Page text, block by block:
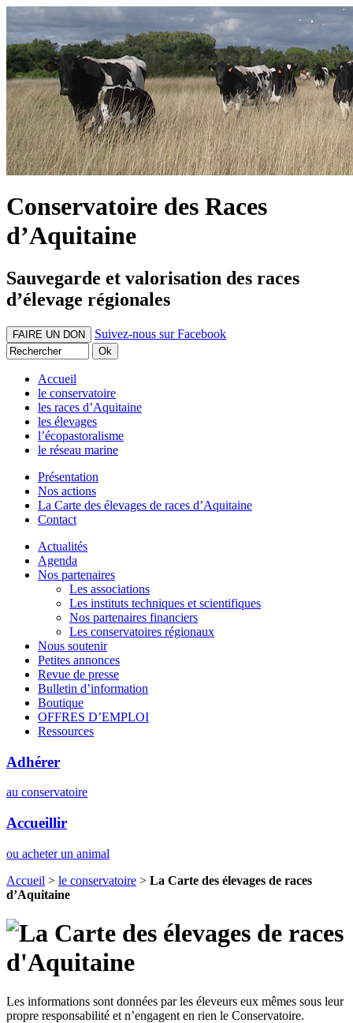
Conservatoire des Races
d’Aquitaine
Sauvegarde et valorisation des races
d’élevage régionales
FAIRE UN DON Suivez-nous sur Facebook
Accueil
le conservatoire
les races d’Aquitaine
les élevages
l’écopastoralisme
le réseau marine
Présentation
Nos actions
La Carte des élevages de races d’Aquitaine
Contact
Actualités
Agenda
Nos partenaires
Les associations
Les instituts techniques et scientifiques
Nos partenaires financiers
Les conservatoires régionaux
Nous soutenir
Petites annonces
Revue de presse
Bulletin d’information
Boutique
OFFRES D’EMPLOI
Ressources
Adhérer
au conservatoire
Accueillir
ou acheter un animal
Accueil > le conservatoire > La Carte des élevages de races
d’Aquitaine
Les informations sont données par les éleveurs eux mêmes sous leur
propre responsabilité et n’engagent en rien le Conservatoire.